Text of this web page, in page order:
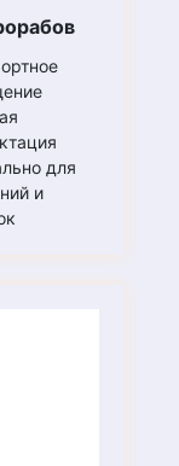
виды и
для
и